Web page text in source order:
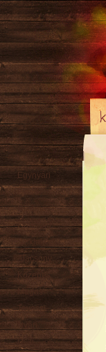
Egynyári
Évelő
Rizómás
Örökzöld
Sziklakerti
Alacsony
Közepes
Magas
Tavaszi
Őszi